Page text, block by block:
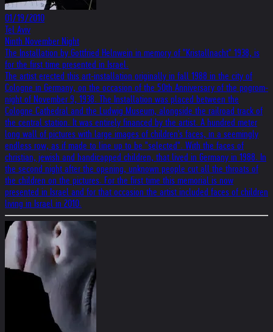
01/19/2010
Tel Aviv
Ninth November Night
The Installation by Gottfried Helnwein in memory of "Kristallnacht" 1938, is
for the first time presented in Israel.
The artist erected this art-installation originally in fall 1988 in the city of
Cologne in Germany, on the occasion of the 50th Anniversary of the pogrom-
night of November 9, 1938. The Installation was placed between the
Cologne Cathedral and the Ludwig Museum, alongside the railroad track of
the central station. It was entirely financed by the artist. A hundred meter
long wall of pictures with large images of children's faces, in a seemingly
endless row, as if made to line up to be "selected". With the faces of
christian, jewish and handicapped children, that lived in Germany in 1988. In
the second night after the opening, unknown people cut all the throats of
the children on the pictures. For the first time this memorial is now
presented in Israel and for that occasion the artist included faces of children
living in Israel in 2010.